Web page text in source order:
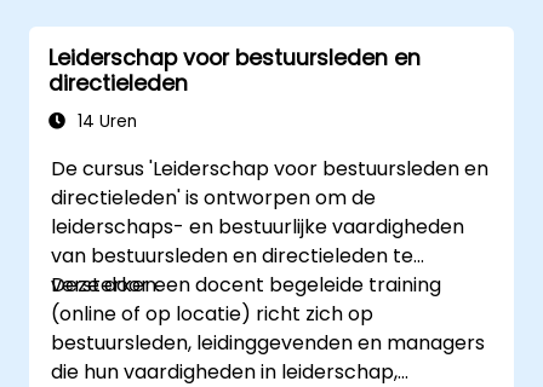
Leiderschap voor bestuursleden en
directieleden
14 Uren
De cursus 'Leiderschap voor bestuursleden en
directieleden' is ontworpen om de
leiderschaps- en bestuurlijke vaardigheden
van bestuursleden en directieleden te
versterken.
Deze door een docent begeleide training
(online of op locatie) richt zich op
bestuursleden, leidinggevenden en managers
die hun vaardigheden in leiderschap,